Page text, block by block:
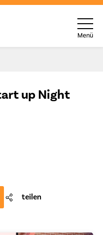
Menü
up Night
teilen